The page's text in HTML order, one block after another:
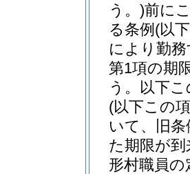
う。)前に
る条例 (以
により勤
第1項の期
う。以下
(以下この
いて、旧
た期限が
形村職員